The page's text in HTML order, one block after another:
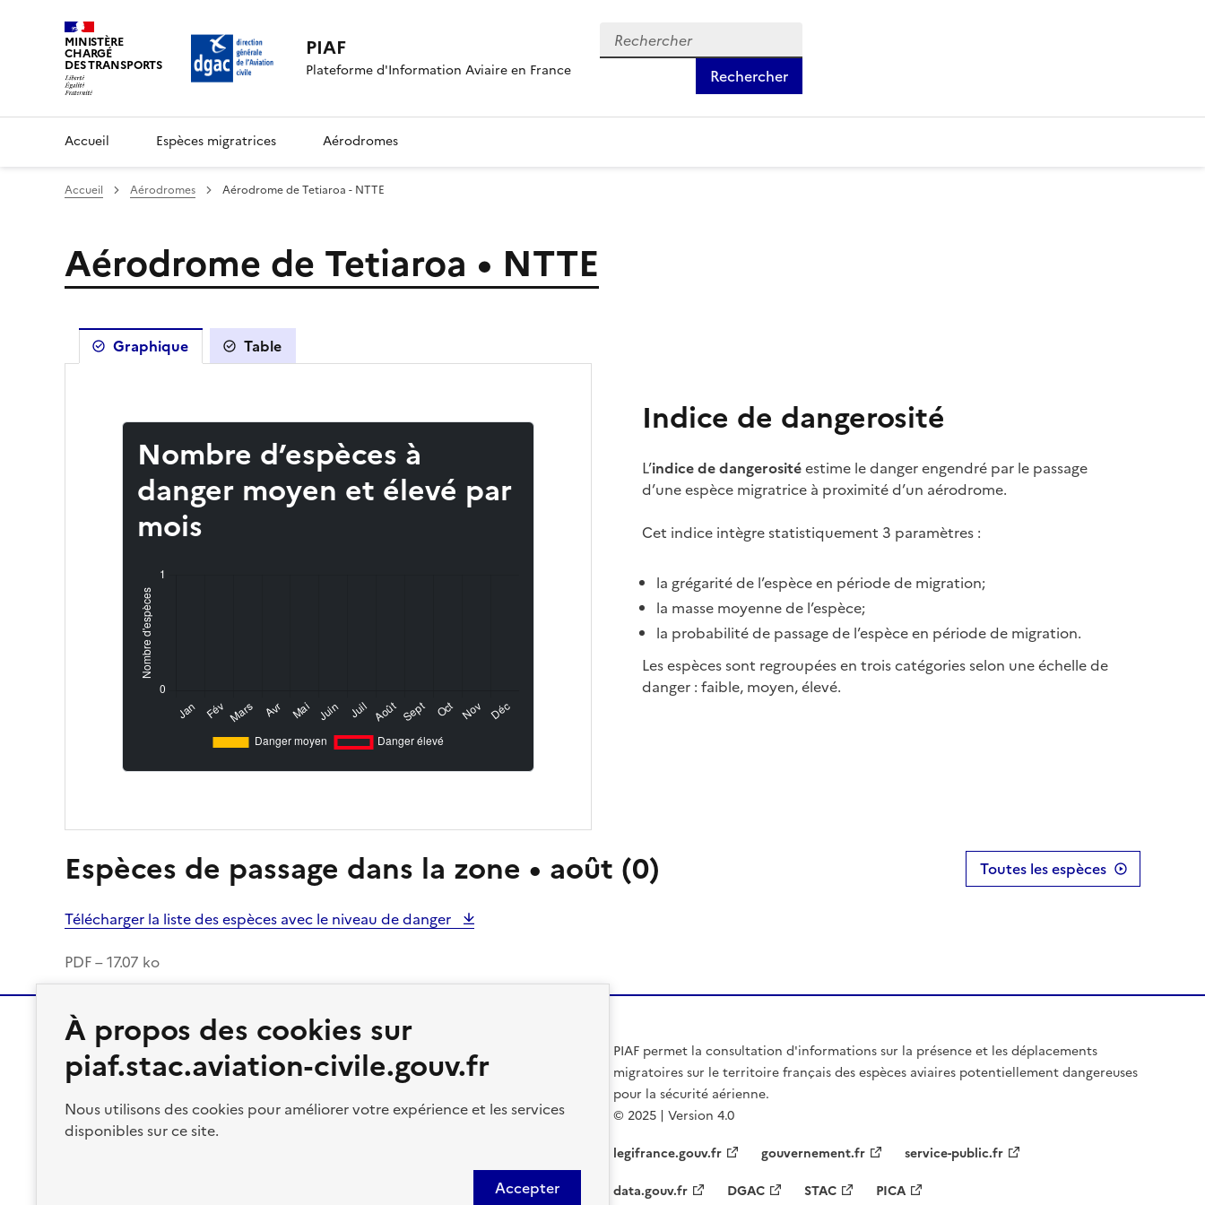
À propos des cookies sur
piaf.stac.aviation-civile.gouv.fr
Nous utilisons des cookies pour améliorer votre expérience et les services
disponibles sur ce site.
Accepter
MINISTÈRE
CHARGÉ
DES TRANSPORTS
PIAF
Plateforme d'Information Aviaire en France
e
h
e
Rechercher
Accueil Espèces migratrices Aérodromes
Accueil Aérodromes Aérodrome de Tetiaroa - NTTE
Aérodrome de Tetiaroa • NTTE
Graphique Table
Nombre d’espèces à
danger moyen et élevé par
mois
Indice de dangerosité
L’indice de dangerositéestime le danger engendré par le passage
d’une espèce migratrice à proximité d’un aérodrome.
Cet indice intègre statistiquement 3 paramètres :
la grégarité de l’espèce en période de migration;
la masse moyenne de l’espèce;
la probabilité de passage de l’espèce en période de migration.
Les espèces sont regroupées en trois catégories selon une échelle de
danger : faible, moyen, élevé.
Espèces de passage dans la zone • août (0)
Télécharger la liste des espèces avec le niveau de danger
PDF – 17.07 ko
Toutes les espèces
CHARGÉ
DES TRANSPORTS
PIAF permet la consultation d'informations sur la présence et les déplacements
migratoires sur le territoire français des espèces aviaires potentiellement dangereuses
pour la sécurité aérienne.
© 2025 | Version 4.0
legifrance.gouv.fr
gouvernement.fr
service-public.fr
data.gouv.fr
DGAC STAC PICA